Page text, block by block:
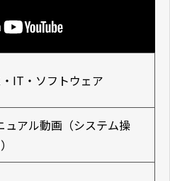
IT ・ソフトウェア
ュアル動画（システム操